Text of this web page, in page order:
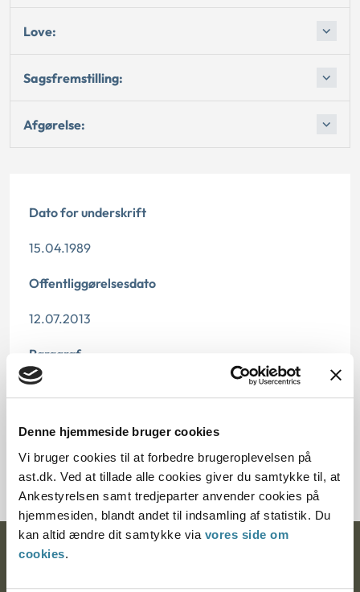
Denne hjemmeside bruger cookies
Vi bruger cookies til at forbedre brugeroplevelsen på
ast.dk. Ved at tillade alle cookies giver du samtykke til, at
Ankestyrelsen samt tredjeparter anvender cookies på
hjemmesiden, blandt andet til indsamling af statistik. Du
kan altid ændre dit samtykke via vores side om
cookies.
Love:
Sagsfremstilling:
Afgørelse:
Dato for underskrift
15.04.1989
Offentliggørelsesdato
12.07.2013
Paragraf
§ 7 § 33 § 14
Journalnummer
420-87
Ankestyrelsen